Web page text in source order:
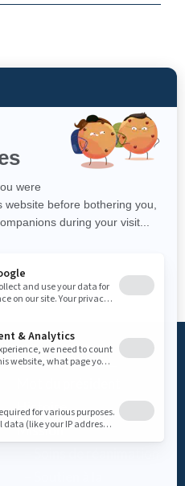
Fondation
Histoire
Mission